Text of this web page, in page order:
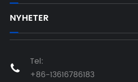
NYHETER

Tel:
+86-13616786183